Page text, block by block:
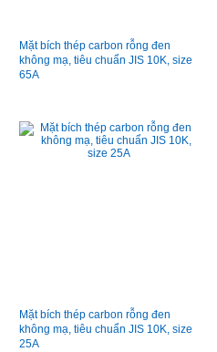
Mặt bích thép carbon rỗng đen
không mạ, tiêu chuẩn JIS 10K, size
65A
Mặt bích thép carbon rỗng đen
không mạ, tiêu chuẩn JIS 10K, size
25A